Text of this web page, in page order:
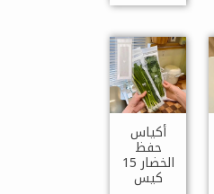
أكياس
حفظ
الخضار 15
كيس